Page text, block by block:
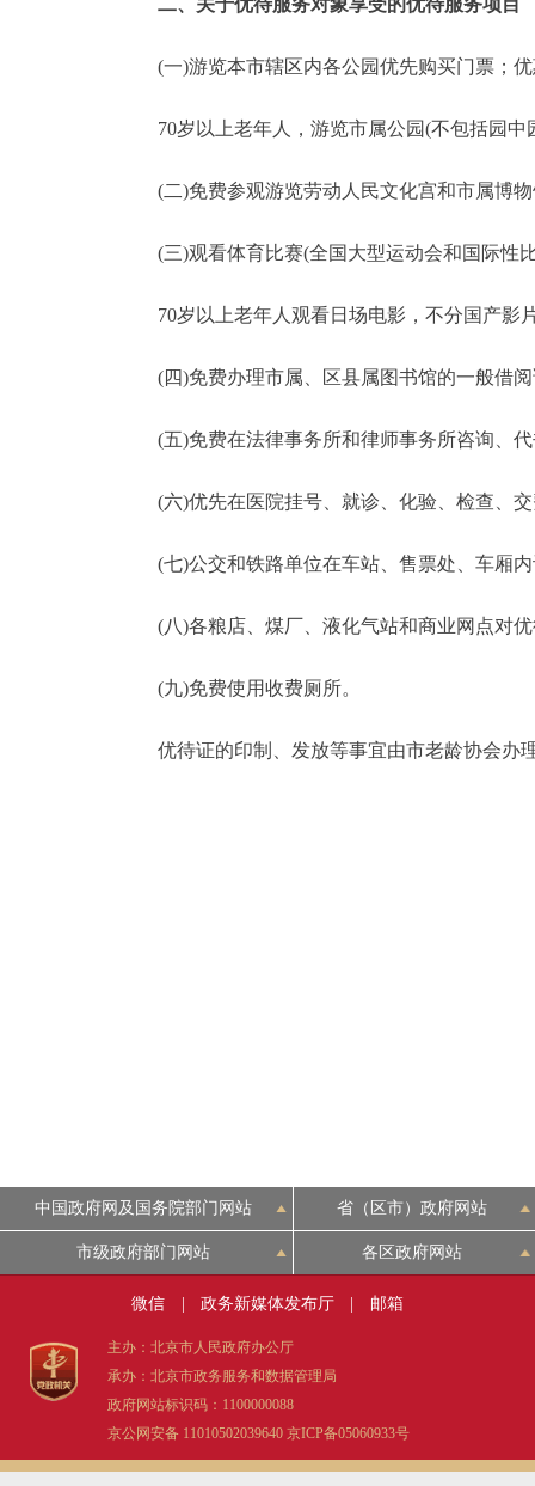
北京概况
ENGLISH
二、关于优待服务对象享受的优待服务项目
(一)游览本市辖区内各公园优先购买门票；优
70岁以上老年人，游览市属公园(不包括园中
(二)免费参观游览劳动人民文化宫和市属博物
(三)观看体育比赛(全国大型运动会和国际性
70岁以上老年人观看日场电影，不分国产影
(四)免费办理市属、区县属图书馆的一般借阅
(五)免费在法律事务所和律师事务所咨询、代
(六)优先在医院挂号、就诊、化验、检查、交
(七)公交和铁路单位在车站、售票处、车厢内
(八)各粮店、煤厂、液化气站和商业网点对优
(九)免费使用收费厕所。
优待证的印制、发放等事宜由市老龄协会办
中国政府网及国务院部门网站 省（区市）政府网站
市级政府部门网站 各区政府网站
微信 政务新媒体发布厅 邮箱
主办：北京市人民政府办公厅
承办：北京市政务服务和数据管理局
政府网站标识码：1100000088
京公网安备 11010502039640 京ICP备05060933号